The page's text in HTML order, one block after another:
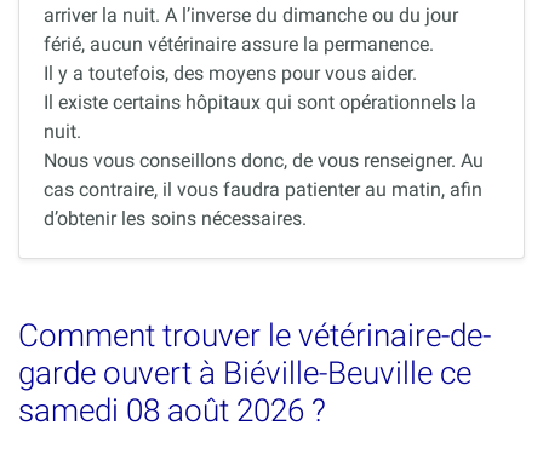
arriver la nuit. A l’inverse du dimanche ou du jour
férié, aucun vétérinaire assure la permanence.
Il y a toutefois, des moyens pour vous aider.
Il existe certains hôpitaux qui sont opérationnels la
nuit.
Nous vous conseillons donc, de vous renseigner. Au
cas contraire, il vous faudra patienter au matin, afin
d’obtenir les soins nécessaires.
Comment trouver le vétérinaire-de-
garde ouvert à Biéville-Beuville ce
samedi 08 août 2026 ?